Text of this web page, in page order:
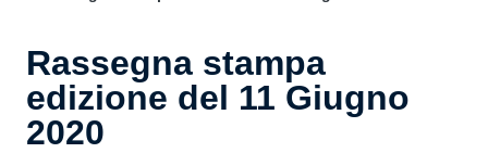
Rassegna stampa
edizione del 11 Giugno
2020